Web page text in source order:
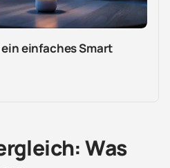
einfaches Smart
Was